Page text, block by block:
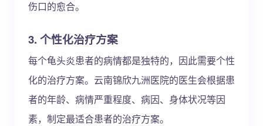
伤口的愈合。
3. 个性化治疗方案
每个龟头炎患者的病情都是独特的，因此需要个性
化的治疗方案。云南锦欣九洲医院的医生会根据患
者的年龄、病情严重程度、病因、身体状况等因
素，制定最适合患者的治疗方案。